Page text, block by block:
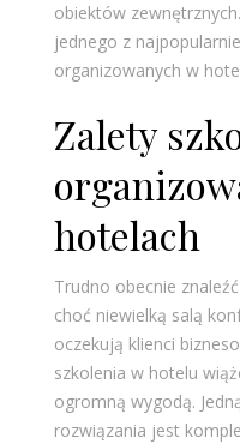
obiektów
jednego z
organizowanych w
Zalety
hotelach
Trudno obecnie
choć niewielką salą
oczekują klienci
szkolenia w hotelu
ogromną wygodą.
rozwiązania jest